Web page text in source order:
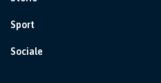
Sport
Sociale